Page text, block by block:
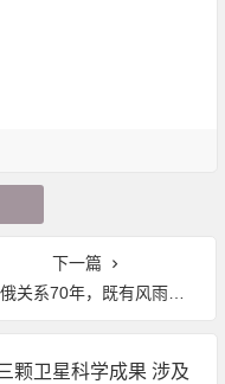
下一篇
系70年，既有风雨如晦，也有风和日丽，很不平凡。
颗卫星科学成果 涉及